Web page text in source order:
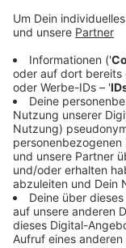
Anzeige
Aber auch
zuletzt. Eine
der
nicht
es. Hausärzte
Februar hinein
Grippeschutz-
auf Welle